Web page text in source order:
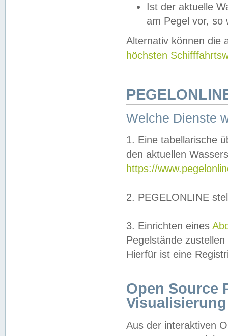
Ist der aktuelle
am Pegel vor,
Alternativ können die
höchsten
Welche Dienste
1. Eine tabellarische
den aktuellen
https://
2. PEGELONLINE
3. Einrichten eines
Pegelstände
Hierfür ist eine
Open Source
Visualisierung
Aus der interaktiven